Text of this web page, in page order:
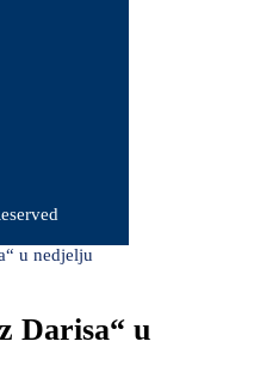
u nedjelju
Darisa“ u